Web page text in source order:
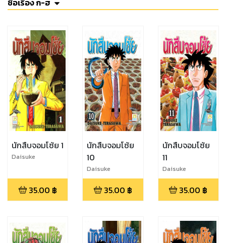
ชื่อเรื่อง ก-ฮ
นักสืบจอมโซ้ย 1
Daisuke
35.00 ฿
นักสืบจอมโซ้ย
10
Daisuke
Terasawa
35.00 ฿
นักสืบจอมโซ้ย
11
Daisuke
Terasawa
35.00 ฿